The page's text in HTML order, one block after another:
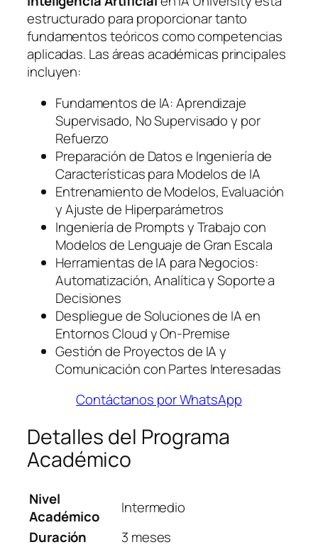
estructurado para proporcionar tanto
fundamentos teóricos como competencias
aplicadas. Las áreas académicas principales
incluyen:
Fundamentos de IA: Aprendizaje
Supervisado, No Supervisado y por
Refuerzo
Preparación de Datos e Ingeniería de
Características para Modelos de IA
Entrenamiento de Modelos, Evaluación
y Ajuste de Hiperparámetros
Ingeniería de Prompts y Trabajo con
Modelos de Lenguaje de Gran Escala
Herramientas de IA para Negocios:
Automatización, Analítica y Soporte a
Decisiones
Despliegue de Soluciones de IA en
Entornos Cloud y On-Premise
Gestión de Proyectos de IA y
Comunicación con Partes Interesadas
Contáctanos por WhatsApp
Detalles del Programa
Académico
Nivel
Académico
Intermedio
Duración
3 meses